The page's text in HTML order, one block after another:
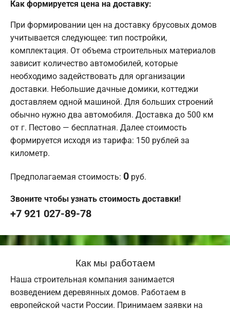
Как формируется цена на доставку:
При формировании цен на доставку брусовых домов
учитывается следующее: тип постройки,
комплектация. От объема строительных материалов
зависит количество автомобилей, которые
необходимо задействовать для организации
доставки. Небольшие дачные домики, коттеджи
доставляем одной машиной. Для больших строений
обычно нужно два автомобиля. Доставка до 500 км
от г. Пестово — бесплатная. Далее стоимость
формируется исходя из тарифа: 150 рублей за
километр.
Предполагаемая стоимость: 0 руб.
Звоните чтобы узнать стоимость доставки!
+7 921 027-89-78
Как мы работаем
Наша строительная компания занимается
возведением деревянных домов. Работаем в
европейской части России. Принимаем заявки на